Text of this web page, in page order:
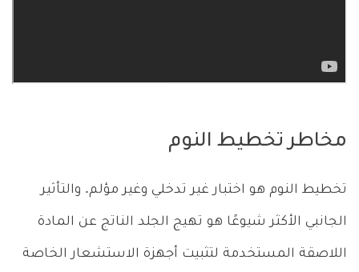
مخاطر تخطيط النوم
تخطيط النوم هو اختبار غير تدخلي وغير مؤلم. والتأثير
الجانبي الأكثر شيوعًا هو تهيج الجلد الناتج عن المادة
اللاصقة المستخدمة لتثبيت أجهزة الاستشعار الخاصة